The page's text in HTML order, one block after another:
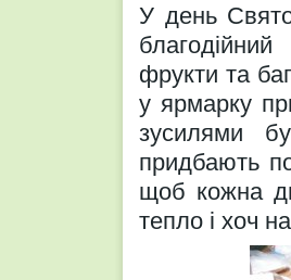
У день
фрукти та
у ярмарку
зусилями
придбають
щоб кожна
тепло і хоч